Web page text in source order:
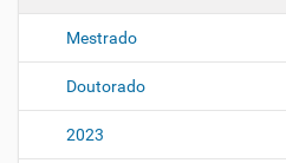
Mestrado
Doutorado
2023